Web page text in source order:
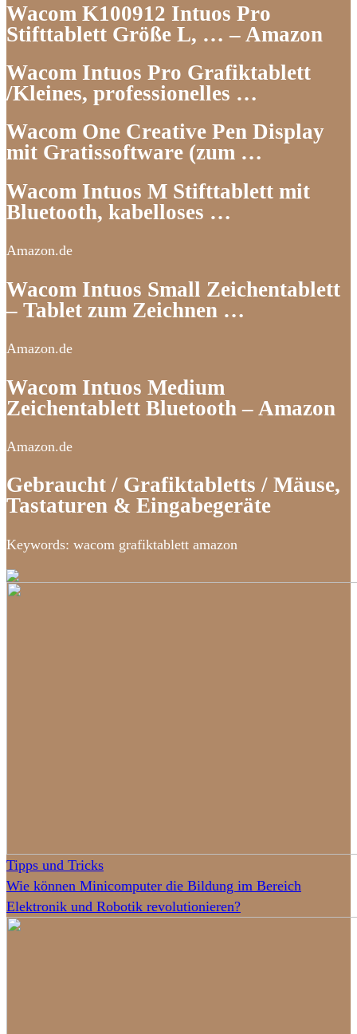
Wacom K100912 Intuos Pro
Stifttablett Größe L, … – Amazon
Wacom Intuos Pro Grafiktablett
/Kleines, professionelles …
Wacom One Creative Pen Display
mit Gratissoftware (zum …
Wacom Intuos M Stifttablett mit
Bluetooth, kabelloses …
Amazon.de
Wacom Intuos Small Zeichentablett
– Tablet zum Zeichnen …
Amazon.de
Wacom Intuos Medium
Zeichentablett Bluetooth – Amazon
Amazon.de
Gebraucht / Grafiktabletts / Mäuse,
Tastaturen & Eingabegeräte
Keywords: wacom grafiktablett amazon
Tipps und Tricks
Wie können Minicomputer die Bildung im Bereich
Elektronik und Robotik revolutionieren?